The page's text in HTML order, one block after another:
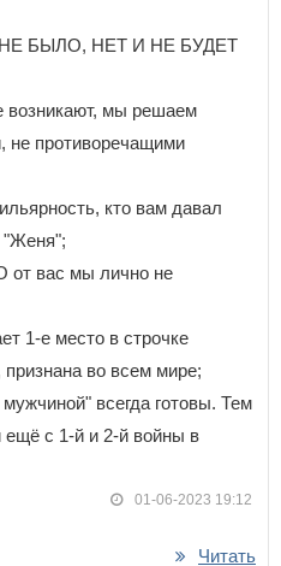
БЫЛО, НЕТ И НЕ БУДЕТ
возникают, мы решаем
не противоречащими
кто вам давал
"Женя";
от вас мы лично не
1-е место в строчке
во всем мире;
всегда готовы. Тем
ещё с 1-й и 2-й войны в
01-06-2023 19:12
Читать